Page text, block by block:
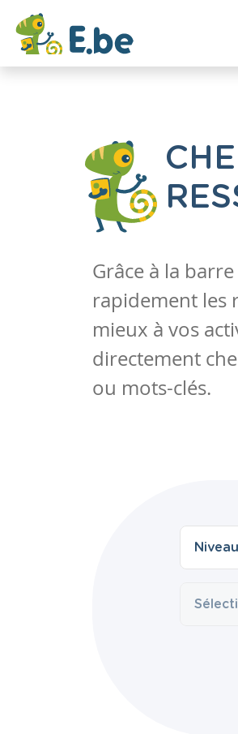
Grâce à la
rapidement les
mieux à vos
directement
ou mots-clés.